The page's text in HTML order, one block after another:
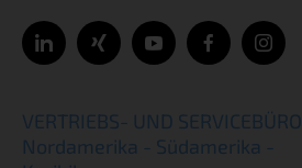
VERTRIEBS- UND SERVICEBÜRO
Nordamerika - Südamerika -